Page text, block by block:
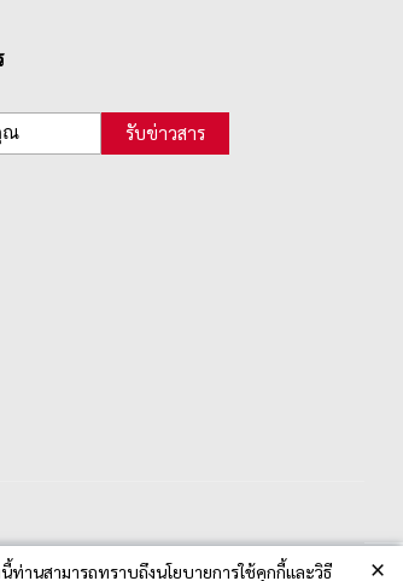
านสามารถทราบถึงนโยบายการใช้คุกกี้และวิธี ×
รับข่าวสาร